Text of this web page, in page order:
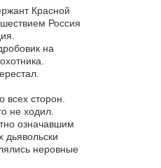
Красной
Россия
на
всех сторон.
не ходил.
означавшим
неровные